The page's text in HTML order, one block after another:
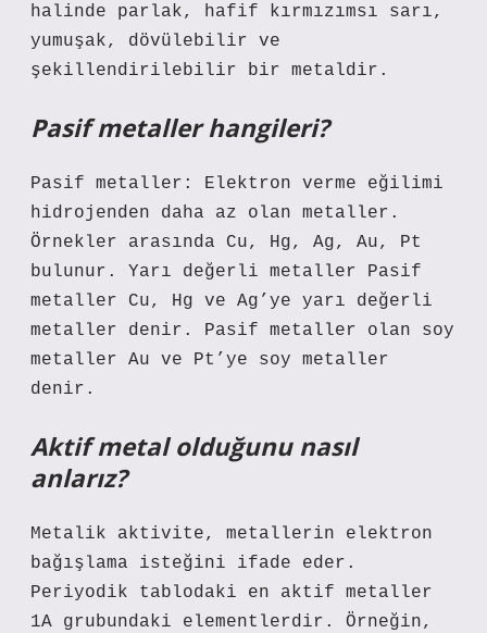
halinde parlak, hafif kırmızımsı sarı,
yumuşak, dövülebilir ve
şekillendirilebilir bir metaldir.
Pasif metaller hangileri?
Pasif metaller: Elektron verme eğilimi
hidrojenden daha az olan metaller.
Örnekler arasında Cu, Hg, Ag, Au, Pt
bulunur. Yarı değerli metaller Pasif
metaller Cu, Hg ve Ag’ye yarı değerli
metaller denir. Pasif metaller olan soy
metaller Au ve Pt’ye soy metaller
denir.
Aktif metal olduğunu nasıl
anlarız?
Metalik aktivite, metallerin elektron
bağışlama isteğini ifade eder.
Periyodik tablodaki en aktif metaller
1A grubundaki elementlerdir. Örneğin,